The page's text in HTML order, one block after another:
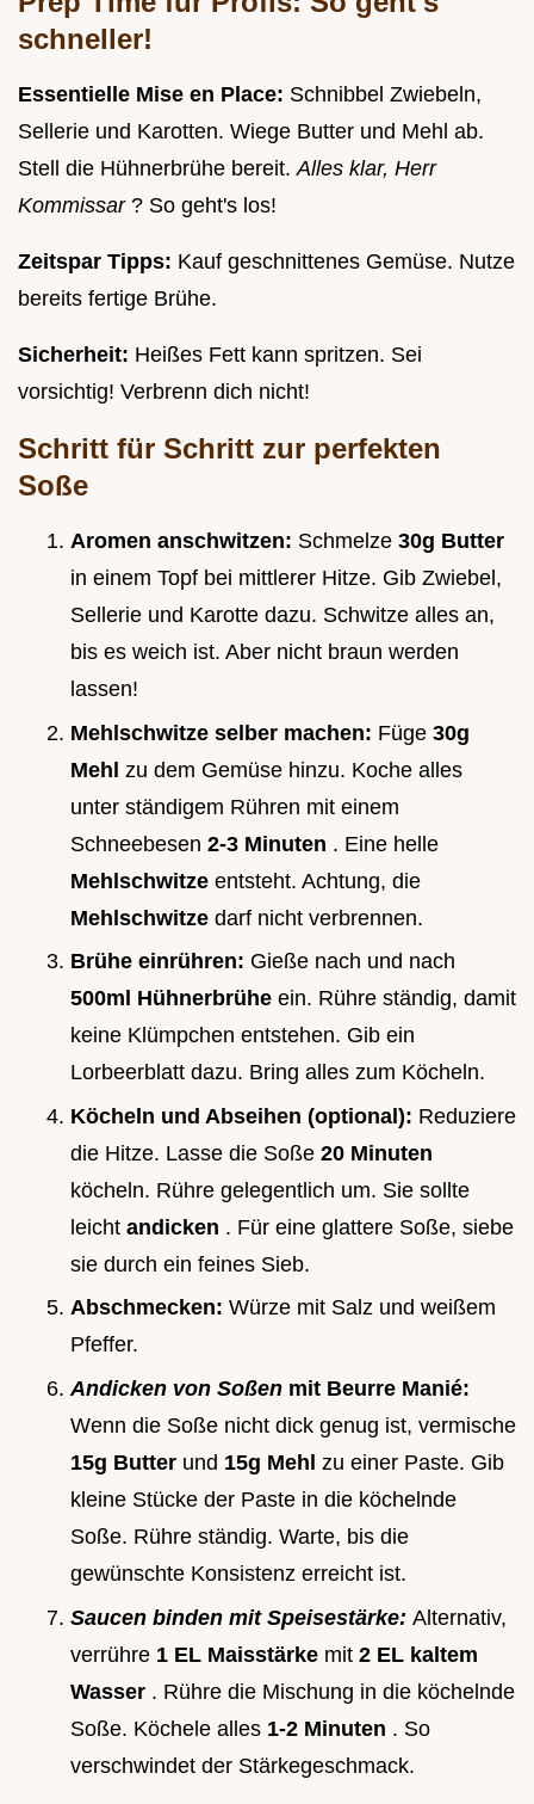
schneller!
Essentielle Mise en Place: Schnibbel Zwiebeln,
Sellerie und Karotten. Wiege Butter und Mehl ab.
Stell die Hühnerbrühe bereit.Alles klar, Herr
Kommissar ? So geht's los!
Zeitspar Tipps: Kauf geschnittenes Gemüse. Nutze
bereits fertige Brühe.
Sicherheit: Heißes Fett kann spritzen. Sei
vorsichtig! Verbrenn dich nicht!
Schritt für Schritt zur perfekten
Soße
Aromen anschwitzen: Schmelze 30g Butter
in einem Topf bei mittlerer Hitze. Gib Zwiebel,
Sellerie und Karotte dazu. Schwitze alles an,
bis es weich ist. Aber nicht braun werden
lassen!
Mehlschwitze selber machen: Füge 30g
Mehl zu dem Gemüse hinzu. Koche alles
unter ständigem Rühren mit einem
Schneebesen 2-3 Minuten . Eine helle
Mehlschwitze entsteht. Achtung, die
Mehlschwitze darf nicht verbrennen.
Brühe einrühren: Gieße nach und nach
500ml Hühnerbrühe ein. Rühre ständig, damit
keine Klümpchen entstehen. Gib ein
Lorbeerblatt dazu. Bring alles zum Köcheln.
Köcheln und Abseihen (optional): Reduziere
die Hitze. Lasse die Soße 20 Minuten
köcheln. Rühre gelegentlich um. Sie sollte
leicht andicken . Für eine glattere Soße, siebe
sie durch ein feines Sieb.
Abschmecken: Würze mit Salz und weißem
Pfeffer.
Andicken von Soßen mit Beurre Manié:
Wenn die Soße nicht dick genug ist, vermische
15g Butter und 15g Mehl zu einer Paste. Gib
kleine Stücke der Paste in die köchelnde
Soße. Rühre ständig. Warte, bis die
gewünschte Konsistenz erreicht ist.
Saucen binden mit Speisestärke: Alternativ,
verrühre 1 EL Maisstärke mit 2 EL kaltem
Wasser . Rühre die Mischung in die köchelnde
Soße. Köchele alles 1-2 Minuten . So
verschwindet der Stärkegeschmack.